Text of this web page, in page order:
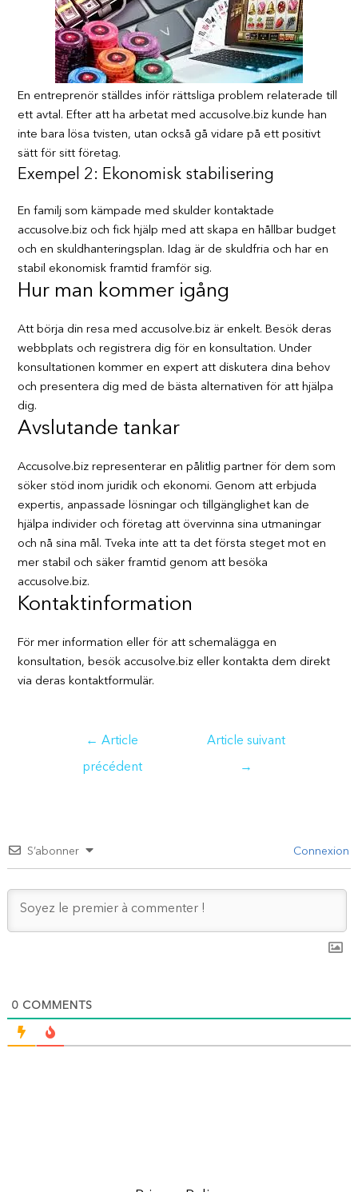
En entreprenör ställdes inför rättsliga problem relaterade till
ett avtal. Efter att ha arbetat med accusolve.biz kunde han
inte bara lösa tvisten, utan också gå vidare på ett positivt
sätt för sitt företag.
Exempel 2: Ekonomisk stabilisering
En familj som kämpade med skulder kontaktade
accusolve.biz och fick hjälp med att skapa en hållbar budget
och en skuldhanteringsplan. Idag är de skuldfria och har en
stabil ekonomisk framtid framför sig.
Hur man kommer igång
Att börja din resa med accusolve.biz är enkelt. Besök deras
webbplats och registrera dig för en konsultation. Under
konsultationen kommer en expert att diskutera dina behov
och presentera dig med de bästa alternativen för att hjälpa
dig.
Avslutande tankar
Accusolve.biz representerar en pålitlig partner för dem som
söker stöd inom juridik och ekonomi. Genom att erbjuda
expertis, anpassade lösningar och tillgänglighet kan de
hjälpa individer och företag att övervinna sina utmaningar
och nå sina mål. Tveka inte att ta det första steget mot en
mer stabil och säker framtid genom att besöka
accusolve.biz.
Kontaktinformation
För mer information eller för att schemalägga en
konsultation, besök accusolve.biz eller kontakta dem direkt
via deras kontaktformulär.
← Article
précédent
Article suivant
→
S’abonner Connexion
0COMMENTS